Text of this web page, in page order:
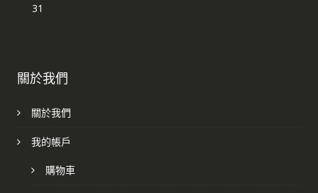
31
關於我們
關於我們
我的帳戶
購物車